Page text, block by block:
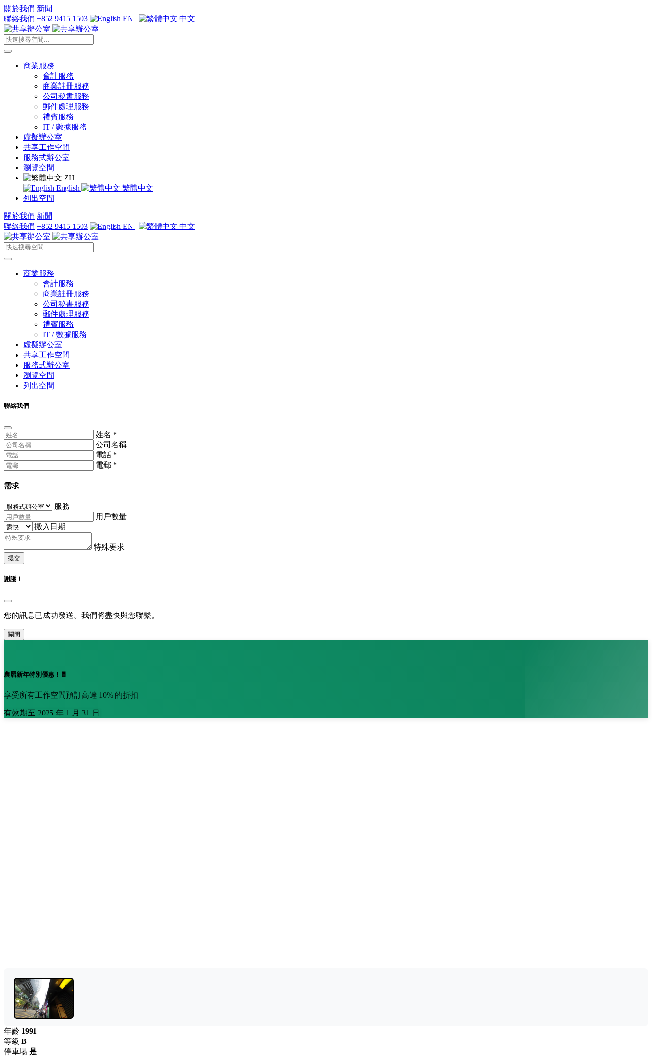
關於我們 新聞
聯絡我們 +852 9415 1503 EN | 中文
商業服務
會計服務
商業註冊服務
公司秘書服務
郵件處理服務
禮賓服務
IT / 數據服務
虛擬辦公室
共享工作空間
服務式辦公室
瀏覽空間
ZH
English
繁體中文
列出空間
關於我們 新聞
聯絡我們 +852 9415 1503 EN | 中文
商業服務
會計服務
商業註冊服務
公司秘書服務
郵件處理服務
禮賓服務
IT / 數據服務
虛擬辦公室
共享工作空間
服務式辦公室
瀏覽空間
列出空間
聯絡我們
姓名 *
公司名稱
電話 *
電郵 *
需求
服務
用戶數量
搬入日期
特殊要求
提交
謝謝！
您的訊息已成功發送。我們將盡快與您聯繫。
關閉
農曆新年特別優惠！🧧
享受所有工作空間預訂高達 10% 的折扣
有效期至 2025 年 1 月 31 日
年齡 1991
等級 B
停車場 是